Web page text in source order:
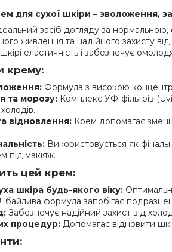
для сухої шкіри – зволоження,
засіб догляду за
живлення та надійного захисту
шкірі еластичність і забезпечує
крему:
Формула з високою
та морозу: Комплекс УФ-фільтрів
відновлення: Крем допомагає
Використовується як
під макіяж.
цей крем:
шкіра будь-якого віку:
формула запобігає
Забезпечує надійний захист від
процедур: Допомагає відновити